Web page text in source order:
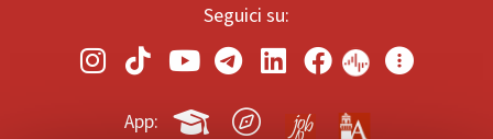
Seguici su:
App: